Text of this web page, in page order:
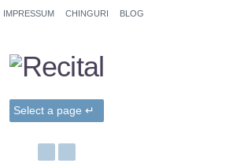
IMPRESSUM CHINGURI BLOG